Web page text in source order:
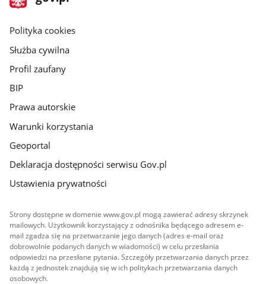
gov.pl
gov.pl
Polityka cookies
Służba cywilna
Profil zaufany
BIP
Prawa autorskie
Warunki korzystania
Geoportal
Deklaracja dostępności serwisu Gov.pl
Ustawienia prywatności
Strony dostępne w domenie www.gov.pl mogą zawierać adresy skrzynek
mailowych. Użytkownik korzystający z odnośnika będącego adresem e-
mail zgadza się na przetwarzanie jego danych (adres e-mail oraz
dobrowolnie podanych danych w wiadomości) w celu przesłania
odpowiedzi na przesłane pytania. Szczegóły przetwarzania danych przez
każdą z jednostek znajdują się w ich politykach przetwarzania danych
osobowych.